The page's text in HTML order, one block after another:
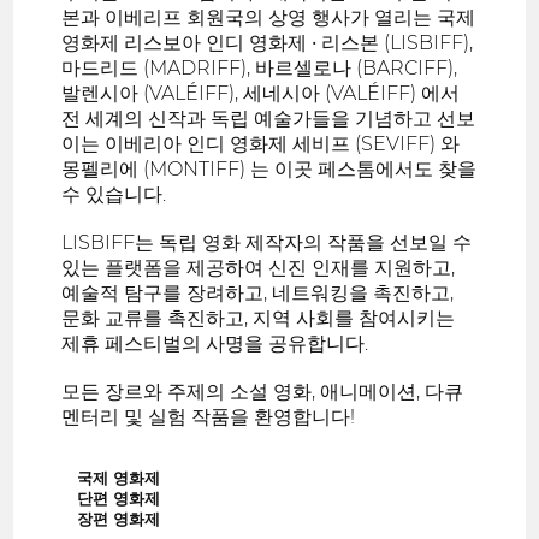
본과 이베리프 회원국의 상영 행사가 열리는 국제
영화제 리스보아 인디 영화제 • 리스본 (LISBIFF),
마드리드 (MADRIFF), 바르셀로나 (BARCIFF),
발렌시아 (VALÉIFF), 세네시아 (VALÉIFF) 에서
전 세계의 신작과 독립 예술가들을 기념하고 선보
이는 이베리아 인디 영화제 세비프 (SEVIFF) 와
몽펠리에 (MONTIFF) 는 이곳 페스톰에서도 찾을
수 있습니다.
LISBIFF는 독립 영화 제작자의 작품을 선보일 수
있는 플랫폼을 제공하여 신진 인재를 지원하고,
예술적 탐구를 장려하고, 네트워킹을 촉진하고,
문화 교류를 촉진하고, 지역 사회를 참여시키는
제휴 페스티벌의 사명을 공유합니다.
모든 장르와 주제의 소설 영화, 애니메이션, 다큐
멘터리 및 실험 작품을 환영합니다!
국제 영화제
단편 영화제
장편 영화제